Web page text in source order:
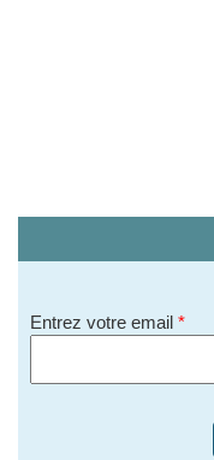
Entrez votre email *